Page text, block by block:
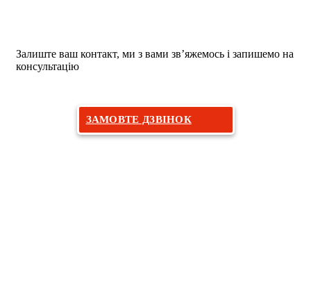
Залиште ваш контакт, ми з вами зв’яжемось і запишемо на
консультацію
ЗАМОВТЕ ДЗВІНОК